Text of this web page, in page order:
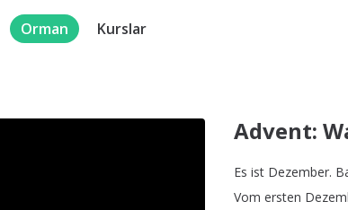
Orman Kurslar
Advent:
Es ist Dezember.
Vom ersten